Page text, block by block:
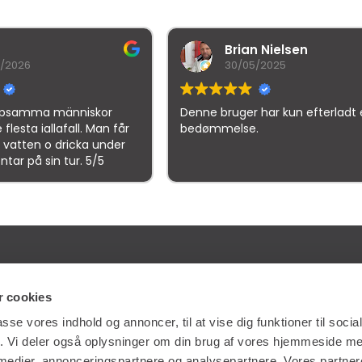
cookies
vores indhold og annoncer, til at vise dig funktioner til
deler også oplysninger om din brug af vores hjemmeside
Brian Nielsen
Denne bruger har kun efterladt en
bedømmelse.
Denne
LÆS MERE OM RENTA EASY
LEDIGE JOBS | KARRIERE I RENTA